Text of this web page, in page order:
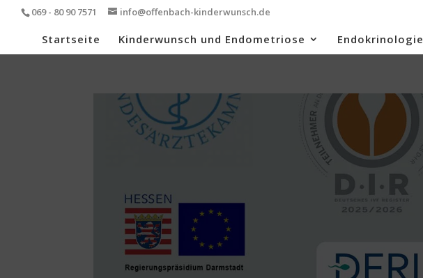
069 - 80 90 7571 info@offenbach-kinderwunsch.de
Startseite Kinderwunsch und Endometriose Endokrinologie